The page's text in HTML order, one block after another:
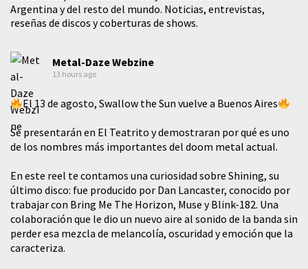
Argentina y del resto del mundo. Noticias, entrevistas,
reseñas de discos y coberturas de shows.
Metal-Daze Webzine
13 hours ago
El 13 de agosto, Swallow the Sun vuelve a Buenos Aires
Se presentarán en El Teatrito y demostraran por qué es uno
de los nombres más importantes del doom metal actual.
En este reel te contamos una curiosidad sobre Shining, su
último disco: fue producido por Dan Lancaster, conocido por
trabajar con Bring Me The Horizon, Muse y Blink-182. Una
colaboración que le dio un nuevo aire al sonido de la banda sin
perder esa mezcla de melancolía, oscuridad y emoción que la
caracteriza.